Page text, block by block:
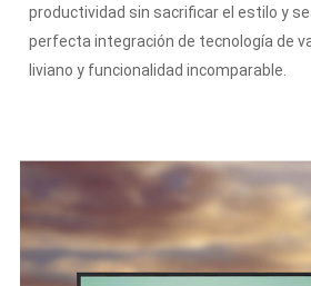
productividad sin sacrificar el estilo y
perfecta integración de tecnología de
liviano y funcionalidad incomparable.